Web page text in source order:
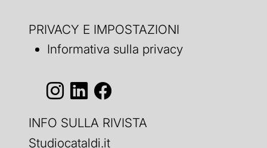
PRIVACY E IMPOSTAZIONI
Informativa sulla privacy
INFO SULLA RIVISTA
Studiocataldi.it